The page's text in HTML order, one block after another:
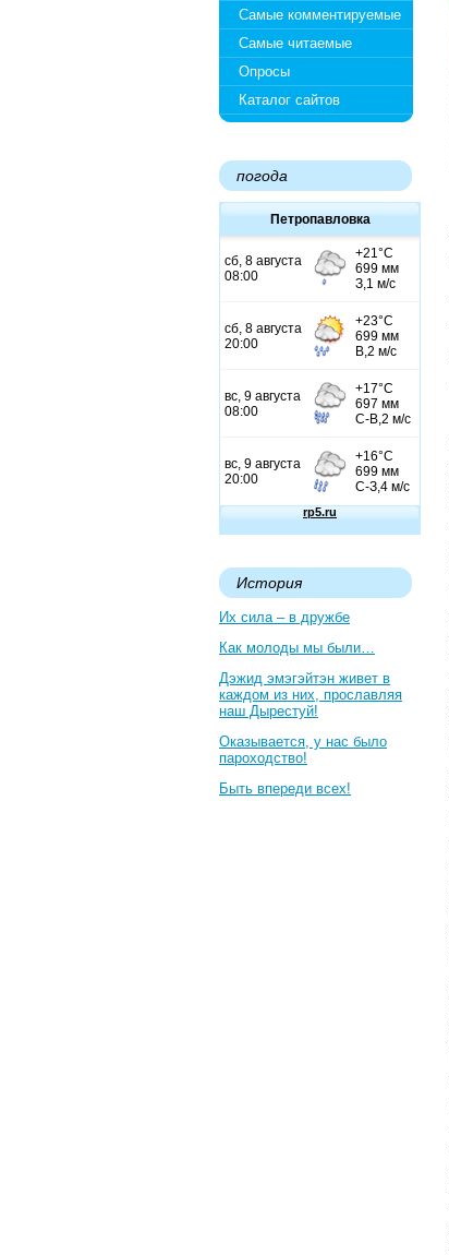
Самые комментируемые
Самые читаемые
Опросы
Каталог сайтов
погода
Петропавловка
История
Их сила – в дружбе
Как молоды мы были…
Дэжид эмэгэйтэн живет в
каждом из них, прославляя
наш Дырестуй!
Оказывается, у нас было
пароходство!
Быть впереди всех!